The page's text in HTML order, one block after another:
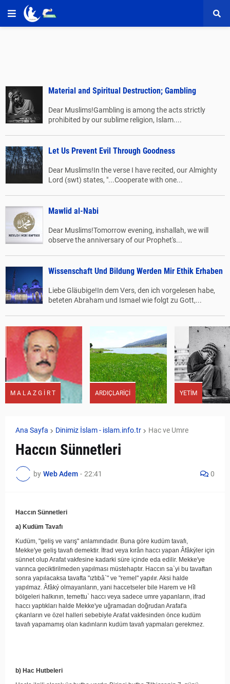
Material and Spiritual Destruction; Gambling
Dear Muslims!Gambling is among the acts strictly
prohibited by our sublime religion, Islam....
Let Us Prevent Evil Through Goodness
Dear Muslims!In the verse I have recited, our Almighty
Lord (swt) states, "...Cooperate with one...
Mawlid al-Nabi
Dear Muslims!Tomorrow evening, inshallah, we will
observe the anniversary of our Prophet's...
Wissenschaft Und Bildung Werden Mir Ethik Erhaben
Liebe Gläubige!In dem Vers, den ich vorgelesen habe,
beteten Abraham und Ismael wie folgt zu Gott,...
M A L A Z G İ R T ARDIÇLARİÇİ YETİM
Ana Sayfa Dinimiz İslam - islam.info.tr Hac ve Umre
Haccın Sünnetleri
by Web Adem - 22:41 0
Haccın Sünnetleri
a) Kudüm Tavafı
Kudüm, "geliş ve varış" anlamındadır. Buna göre kudüm tavafı,
Mekke'ye geliş tavafı demektir. İfrad veya kırân haccı yapan Âfâkýler için
sünnet olup Arafat vakfesine kadarki süre içinde eda edilir. Mekke'ye
varınca geciktirilmeden yapılması müstehaptır. Haccın sa`yi bu tavaftan
sonra yapılacaksa tavafta "ıztıbâ`" ve "remel" yapılır. Aksi halde
yapılmaz. Âfâký olmayanların, yani haccetseler bile Harem ve Hîl
bölgeleri halkının, temettu` haccı veya sadece umre yapanların, ifrad
haccı yaptıkları halde Mekke'ye uğramadan doğrudan Arafat'a
çıkanların ve özel halleri sebebiyle Arafat vakfesinden önce kudüm
tavafı yapamamış olan kadınların kudüm tavafı yapmaları gerekmez.
b) Hac Hutbeleri